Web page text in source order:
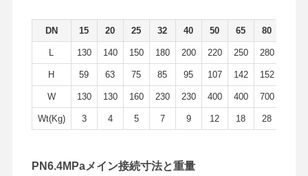
DN 15 20 25 32 40 50 65 80
L 130 140 150 180 200 220 250 280
H 59 63 75 85 95 107 142 152
W 130 130 160 230 230 400 400 700
Wt(Kg) 3 4 5 7 9 12 18 28
PN6.4MPaメイン接続寸法と重量